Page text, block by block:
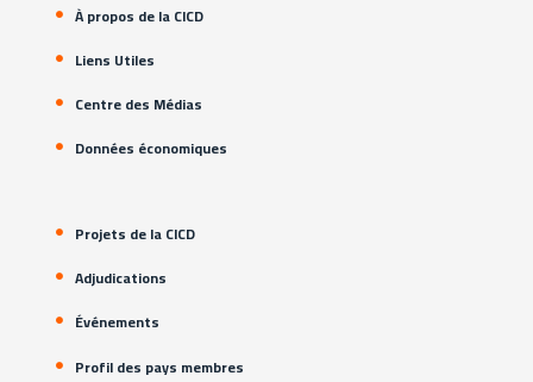
À propos de la CICD
Liens Utiles
Centre des Médias
Données économiques
Projets de la CICD
Adjudications
Événements
Profil des pays membres